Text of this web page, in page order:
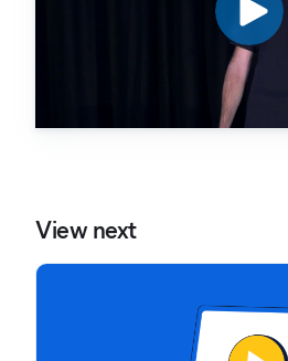
View next